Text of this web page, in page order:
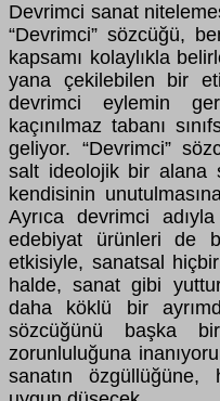
Devrimci sanat
“Devrimci” sözcüğü,
kapsamı kolaylıkla
yana çekilebilen bir
devrimci eylemin
kaçınılmaz tabanı
geliyor. “Devrimci”
salt ideolojik bir alana
kendisinin
Ayrıca devrimci
edebiyat ürünleri de
etkisiyle, sanatsal
halde, sanat gibi
daha köklü bir
sözcüğünü başka
zorunluluğuna
sanatın özgüllüğüne,